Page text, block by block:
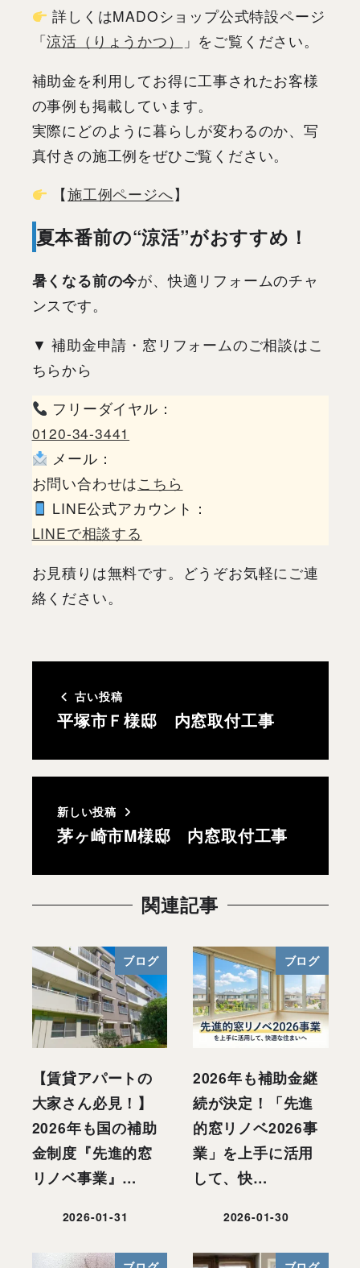
詳しくはMADOショップ公式特設ページ
「涼活（りょうかつ）
」をご覧ください。
補助金を利用してお得に工事されたお客様
の事例も掲載しています。
実際にどのように暮らしが変わるのか、写
真付きの施工例をぜひご覧ください。
【施工例ページへ】
夏本番前の“涼活”がおすすめ！
暑くなる前の今が、快適リフォームのチャ
ンスです。
▼ 補助金申請・窓リフォームのご相談はこ
ちらから
フリーダイヤル：
0120-34-3441
メール：
お問い合わせはこちら
LINE公式アカウント：
LINEで相談する
お見積りは無料です。どうぞお気軽にご連
絡ください。
古い投稿
平塚市Ｆ様邸 内窓取付工事
新しい投稿
茅ヶ崎市M様邸 内窓取付工事
関連記事
ブログ
【賃貸アパートの
大家さん必見！】
2026年も国の補助
金制度『先進的窓
リノベ事業』…
投稿日
2026-01-31
ブログ
2026年も補助金継
続が決定！「先進
的窓リノベ2026事
業」を上手に活用
して、快…
投稿日
2026-01-30